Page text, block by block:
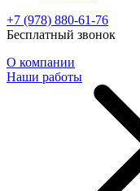
+7 (978) 880-61-76
Бесплатный звонок
О компании
Наши работы